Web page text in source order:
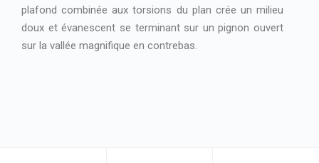
plafond combinée aux torsions du plan crée un milieu
doux et évanescent se terminant sur un pignon ouvert
sur la vallée magnifique en contrebas.